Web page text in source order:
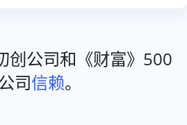
创公司和《财富》500
司信赖。